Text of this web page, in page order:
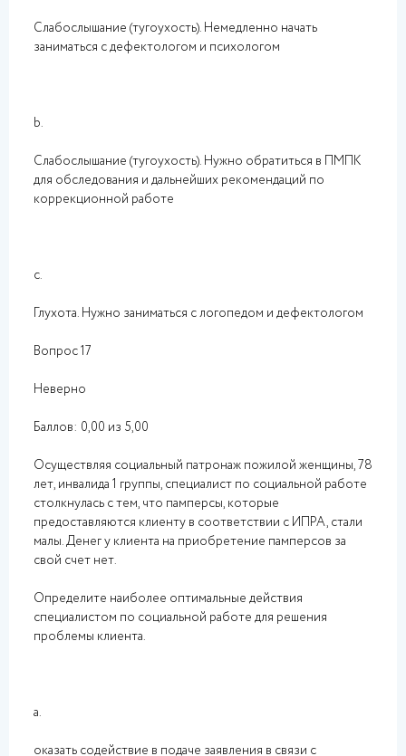
Слабослышание (тугоухость). Немедленно начать
заниматься с дефектологом и психологом
b.
Слабослышание (тугоухость). Нужно обратиться в ПМПК
для обследования и дальнейших рекомендаций по
коррекционной работе
c.
Глухота. Нужно заниматься с логопедом и дефектологом
Вопрос 17
Неверно
Баллов: 0,00 из 5,00
Осуществляя социальный патронаж пожилой женщины, 78
лет, инвалида 1 группы, специалист по социальной работе
столкнулась с тем, что памперсы, которые
предоставляются клиенту в соответствии с ИПРА, стали
малы. Денег у клиента на приобретение памперсов за
свой счет нет.
Определите наиболее оптимальные действия
специалистом по социальной работе для решения
проблемы клиента.
a.
оказать содействие в подаче заявления в связи с